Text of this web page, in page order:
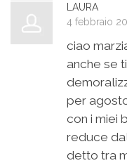
LAURA
4 febbraio
ciao
anche se
per
con i miei
reduce
detto tra